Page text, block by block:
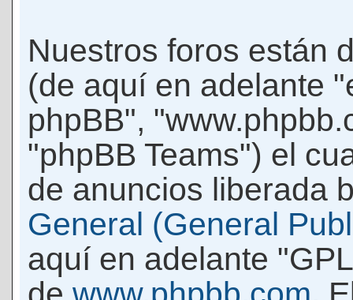
Nuestros foros están
(de aquí en adelante
phpBB",
"phpBB Teams") el
de anuncios liberada
General (General
aquí en adelante